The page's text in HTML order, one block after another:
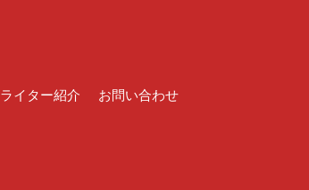
ライター紹介 お問い合わせ